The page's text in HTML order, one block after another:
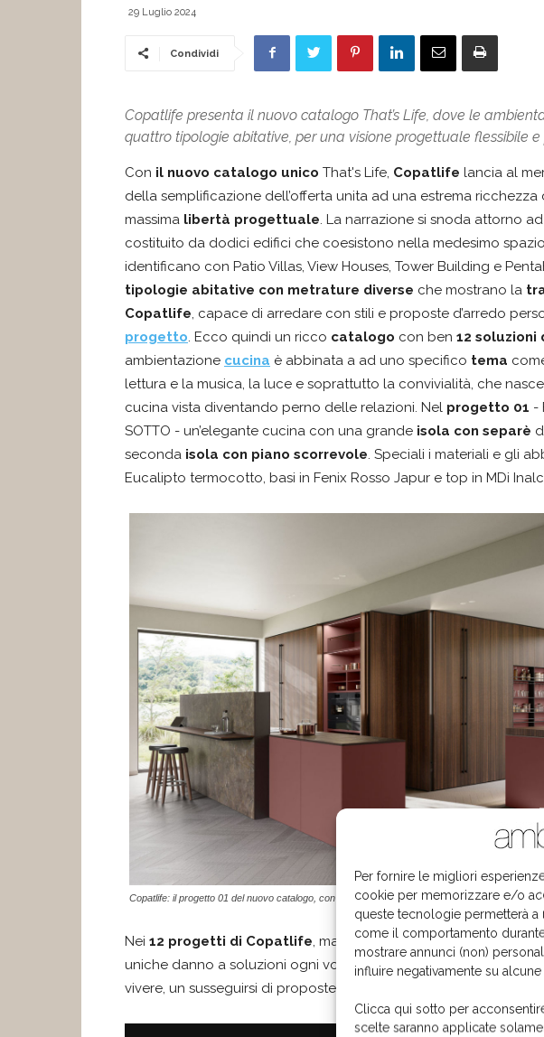
Per fornire le migliori
cookie per memorizzare e/o
queste tecnologie permetterà a
come il comportamento
mostrare annunci (non)
influire negativamente su
Clicca qui sotto per
scelte saranno applicate
29 Luglio 2024
Condividi
Copatlife presenta il nuovo catalogo That’s Life, dove le
quattro tipologie abitative, per una visione progettuale flessibile e
Con il nuovo catalogo unico That's Life, Copatlife lancia al
della semplificazione dell’offerta unita ad una estrema
massima libertà progettuale. La narrazione si snoda attorno
costituito da dodici edifici che coesistono nella medesimo
identificano con Patio Villas, View Houses, Tower Building e
tipologie abitative con metrature diverse che mostrano la
Copatlife, capace di arredare con stili e proposte d’arredo
progetto. Ecco quindi un ricco catalogo con ben 12
ambientazione cucina è abbinata a ad uno specifico tema
lettura e la musica, la luce e soprattutto la convivialità, che
cucina vista diventando perno delle relazioni. Nel progetto 01 -
SOTTO - un’elegante cucina con una grande isola con separè
seconda isola con piano scorrevole. Speciali i materiali e gli
Eucalipto termocotto, basi in Fenix Rosso Japur e top in MDi
Copatlife: il progetto 01 del nuovo catalogo, con colonne in legno di Eucalipto termocotto e
Nei 12 progetti di Copatlife, materiali scelti con attenzione e
uniche danno a soluzioni ogni volta differenti, volte ad
vivere, un susseguirsi di proposte esclusive mirate ad accogliere